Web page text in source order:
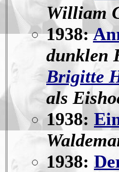
William
1938:
dunklen
Brigitte
als
1938:
1938: